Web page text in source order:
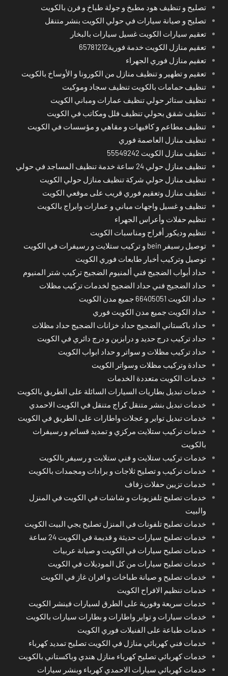
تصليح و تنظيف هود مطبخ و جولة طباخ و فرن بالكويت
تصليح و صيانة سيارات في حولي الكويت بنشر متنقل
تعقيم سيارات الكويت غسيل سيارات بالبخار
تعقيم منازل الكويت خدمة فورية65781212
تعقيم منازل فوري الجهراء
تعقيم و تطهير و تنظيف منازل من الكورونا و الأوساخ بالكويت
تنظيف حمامات بالكويت تنظيف سجاد وموكيت
تنظيف ستائر حولي تنظيف عمارات ومباني الكويت
تنظيف شقق بحولي تنظيف فلل ومكاتب في الكويت
تنظيف مطاعم و كافيهات و مقاهي و مؤسسات في الكويت
تنظيف منازل العاصمة فوري
تنظيف منازل الكويت 55549242
تنظيف منازل حولي 24 ساعة خدمة تنظيف المساجد في حولي
تنظيف منازل حولي شركة تنظيف منازل حولي الكويت
تنظيف منازل وتعقيم فوري قريب على موقعي الكويت
تنظيف و غسيل واجهات مباني و عمارات وابراج بالكويت
تنظيم حفلات وأعراس الجهراء
تنظيم وديكور أفراح ومناسبات الكويت
توصيل رسيفر bein و تركيب ستلايت و رسيفرات في الكويت
توصيل وتركيب أخبار طابعات فوري الكويت
حداد أبواب الضجيج فني ألمنيوم الضجيج تركيب شتر المنيوم
حداد الضجيج فني حداد الضجيج لخدمات تركيب مظلات
حداد الكويت 66405051 جميع مدن الكويت
حداد الكويت جميع مدن الكويت فوري
حداد باكستاني الضجيج حداد خزانات الضجيج حداد مظلات
حداد تركيب درج حديد و درابزين و درج دائري في الكويت
حداد تركيب مظلات و سواتر و حداد ابواب الكويت
حدادة وتركيب مظلات وسواتر الكويت
خدمات الكويت متعددة الخدمات
خدمات تبديل بطاريات السيارات السائلة على الطريق بالكويت
خدمات تبديل بنشر متنقل كراج متنقل في الكويت الاحمدي
خدمات تبديل تواير و عجلات واطارات على الطريق في الكويت
خدمات تركيب ستلايت مركزي و تمديد قسائم و رسيفرات
بالكويت
خدمات تركيب ستلايت و فني ستلايت و رسيفر بالكويت
خدمات تركيب و تصليح ثلاجات و برادات ومجمدات بالكويت
خدمات تزيين حفلات زفاف
خدمات تصليح تلفزيونات و شاشات في الكويت في المنزل
والبيت
خدمات تصليح تلفونات في المنزل تصليح يجي البيت الكويت
خدمات تصليح سيارات حديثة و قديمة في الكويت 24 ساعة
خدمات تصليح سيارات في الكويت و صيانة عربيات
خدمات تصليح سيارات من كل الموديلات في الكويت
خدمات تصليح و صيانة طباخات و افران غاز في الكويت
خدمات تنظيم الافراح الكويت
خدمات سريعة وفورية على الطرق لسيارات فينشر الكويت
خدمات سيارات و تواير واطارات و بطارات سيارات بالكويت
خدمات طباعة على الفنيلات فوري الكويت
خدمات فني كهربائي منازل في الكويت تصليح تمديد كهرباء
خدمات كهربائي تصليح كهرباء منازل هندي وباكستاني بالكويت
خدمات كهربائي سيارات الاحمدي كهرباء وبنشر سيارات